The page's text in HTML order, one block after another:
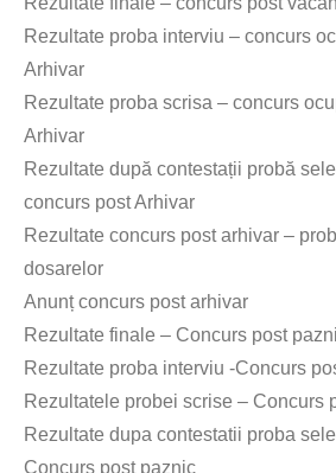
Rezultate proba interviu – concurs
Arhivar
Rezultate proba scrisa – concurs
Arhivar
Rezultate după contestații probă
concurs post Arhivar
Rezultate concurs post arhivar –
dosarelor
Anunț concurs post arhivar
Rezultate finale – Concurs post
Rezultate proba interviu -Concurs
Rezultatele probei scrise – Concurs
Rezultate dupa contestatii proba
Concurs post paznic